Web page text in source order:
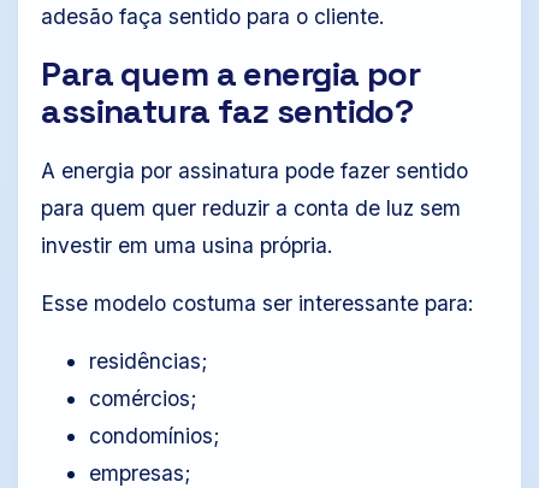
adesão faça sentido para o cliente.
Para quem a energia por
assinatura faz sentido?
A energia por assinatura pode fazer sentido
para quem quer reduzir a conta de luz sem
investir em uma usina própria.
Esse modelo costuma ser interessante para:
residências;
comércios;
condomínios;
empresas;